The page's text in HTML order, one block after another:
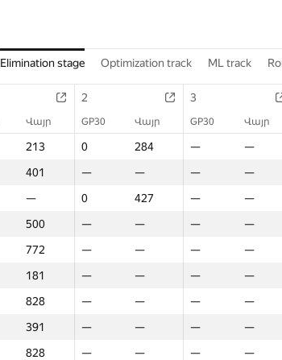
Elimination stage Optimization track ML track
2 3
Վայր GP30 Վայր GP30 Վայր
213 0 284 — —
401 — — — —
— 0 427 — —
500 — — — —
772 — — — —
181 — — — —
828 — — — —
391 — — — —
828 — — — —